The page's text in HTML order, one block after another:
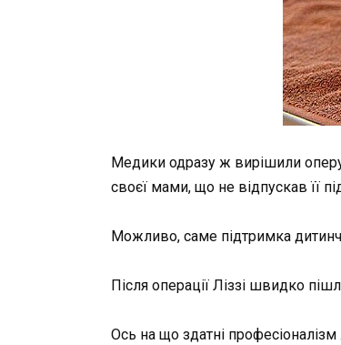
Медики одразу ж вирішили
своєї мами, що не відпускав її
Можливо, саме підтримка
Після операції Ліззі швидко
Ось на що здатні